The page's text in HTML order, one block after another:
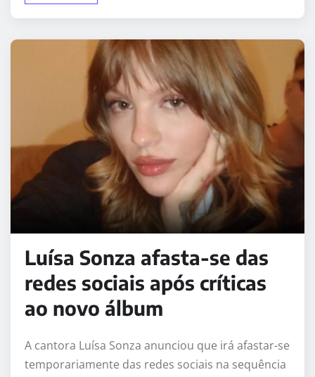
Luísa Sonza afasta-se das
redes sociais após críticas
ao novo álbum
A cantora Luísa Sonza anunciou que irá afastar-se
temporariamente das redes sociais na sequência